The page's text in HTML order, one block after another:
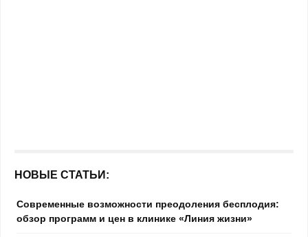
НОВЫЕ СТАТЬИ:
Современные возможности преодоления бесплодия:
обзор программ и цен в клинике «Линия жизни»